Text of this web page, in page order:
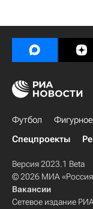
Футбол
Спецпроекты
Версия 2023.1 Beta
© 2026 МИА «Россия
Вакансии
Сетевое издание